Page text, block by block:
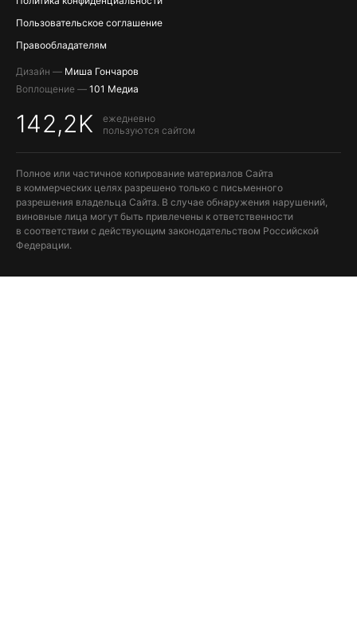
Пользовательское соглашение
Правообладателям
Дизайн — Миша Гончаров
Воплощение — 101 Медиа
142,2K
ежедневно
пользуются сайтом
Полное или частичное копирование материалов Сайта
в коммерческих целях разрешено только с письменного
разрешения владельца Сайта. В случае обнаружения нарушений,
виновные лица могут быть привлечены к ответственности
в соответствии с действующим законодательством Российской
Федерации.